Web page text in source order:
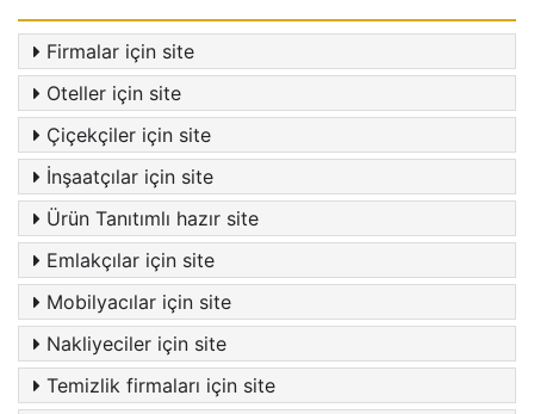
Firmalar için site
Oteller için site
Çiçekçiler için site
İnşaatçılar için site
Ürün Tanıtımlı hazır site
Emlakçılar için site
Mobilyacılar için site
Nakliyeciler için site
Temizlik firmaları için site